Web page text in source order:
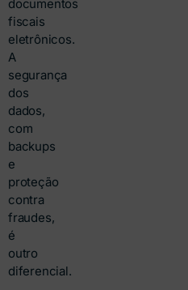
documentos
fiscais
eletrônicos.
A
segurança
dos
dados,
com
backups
e
proteção
contra
fraudes,
é
outro
diferencial.